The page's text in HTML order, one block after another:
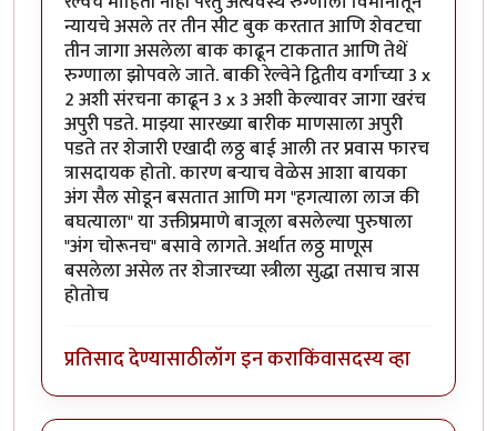
न्यायचे असले तर तीन सीट बुक करतात आणि शेवटचा
तीन जागा असलेला बाक काढून टाकतात आणि तेथें
रुग्णाला झोपवले जाते. बाकी रेल्वेने द्वितीय वर्गाच्या 3 x
2 अशी संरचना काढून 3 x 3 अशी केल्यावर जागा खरंच
अपुरी पडते. माझ्या सारख्या बारीक माणसाला अपुरी
पडते तर शेजारी एखादी लठ्ठ बाई आली तर प्रवास फारच
त्रासदायक होतो. कारण बऱ्याच वेळेस आशा बायका
अंग सैल सोडून बसतात आणि मग "हगत्याला लाज की
बघत्याला" या उक्तीप्रमाणे बाजूला बसलेल्या पुरुषाला
"अंग चोरूनच" बसावे लागते. अर्थात लठ्ठ माणूस
बसलेला असेल तर शेजारच्या स्त्रीला सुद्धा तसाच त्रास
होतोच
प्रतिसाद देण्यासाठीलॉग इन कराकिंवासदस्य व्हा